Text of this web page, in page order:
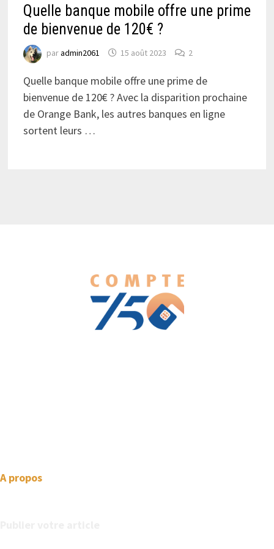
Quelle banque mobile offre une prime
de bienvenue de 120€ ?
paradmin2061 15 août 2023 2
Quelle banque mobile offre une prime de
bienvenue de 120€ ? Avec la disparition prochaine
de Orange Bank, les autres banques en ligne
sortent leurs …
A propos